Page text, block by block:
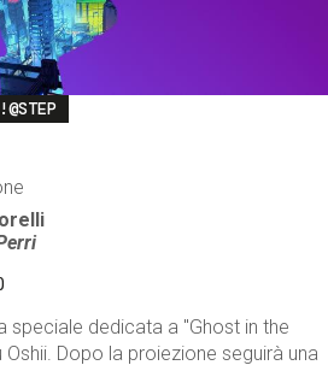
speciale dedicata a "Ghost in the
Dopo la proiezione seguirà una